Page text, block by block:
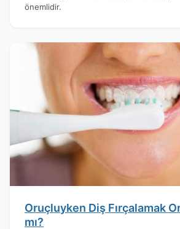
önemlidir.
Oruçluyken Diş Fırçalamak
mı?